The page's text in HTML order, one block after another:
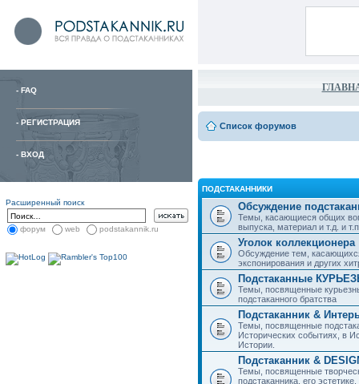
- FAQ
- РЕГИСТРАЦИЯ
- ВХОД
Расширенный поиск
форум web podstakannik.ru
Список форумов
ПОДСТАКАННИКИ
Обсуждение
Темы, касающиеся общих
выпуска, материал и т.д. и
Уголок коллекционера
Обсуждение тем,
экспонирования и других
Подстаканные
Темы, посвященные
подстаканного братства
Подстаканник &
Темы, посвященные
Исторических событиях, в
Истории.
Подстаканник &
Темы, посвященные
подстаканника, его